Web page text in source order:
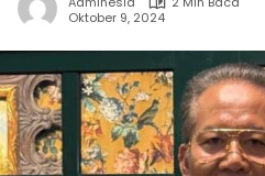
Oktober 9, 2024